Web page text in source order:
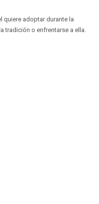
quiere adoptar durante la
tradición o enfrentarse a ella.